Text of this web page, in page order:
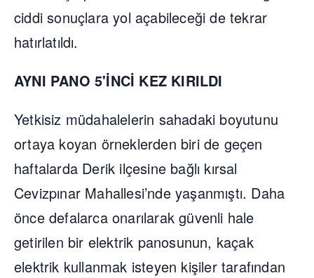
ciddi sonuçlara yol açabileceği de tekrar
hatırlatıldı.
AYNI PANO 5'İNCİ KEZ KIRILDI
Yetkisiz müdahalelerin sahadaki boyutunu
ortaya koyan örneklerden biri de geçen
haftalarda Derik ilçesine bağlı kırsal
Cevizpınar Mahallesi’nde yaşanmıştı. Daha
önce defalarca onarılarak güvenli hale
getirilen bir elektrik panosunun, kaçak
elektrik kullanmak isteyen kişiler tarafından